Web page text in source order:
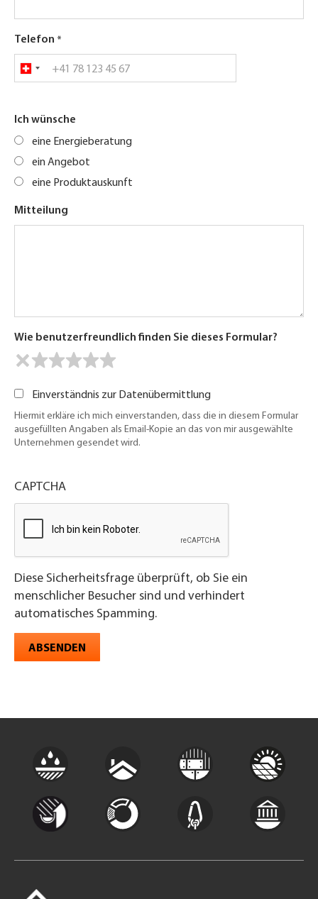
Telefon
Ich wünsche
eine Energieberatung
ein Angebot
eine Produktauskunft
Mitteilung
Wie benutzerfreundlich finden Sie dieses Formular?
Einverständnis zur Datenübermittlung
Hiermit erkläre ich mich einverstanden, dass die in diesem Formular
ausgefüllten Angaben als Email-Kopie an das von mir ausgewählte
Unternehmen gesendet wird.
CAPTCHA
Diese Sicherheitsfrage überprüft, ob Sie ein
menschlicher Besucher sind und verhindert
automatisches Spamming.
ABSENDEN